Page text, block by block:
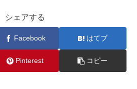
シェアする
Facebook はてブ
Pinterest コピー